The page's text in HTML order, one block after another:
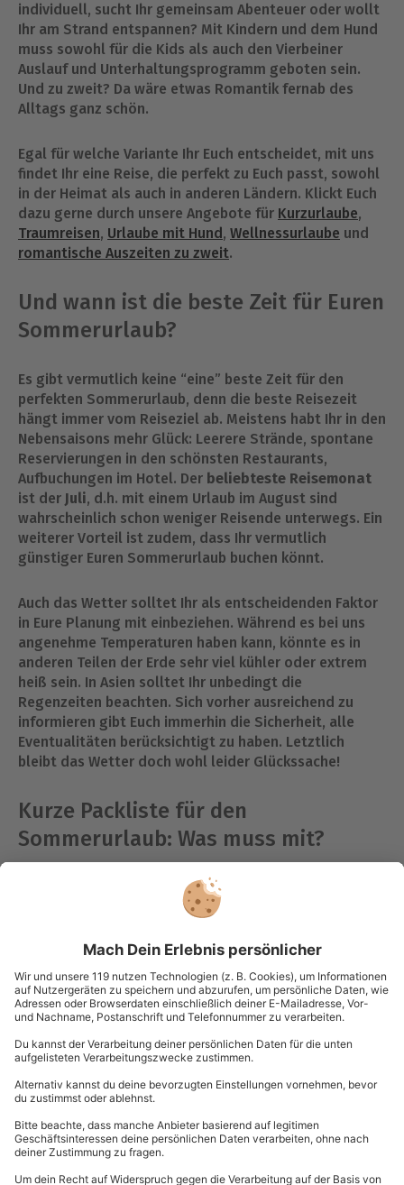
individuell, sucht Ihr gemeinsam Abenteuer oder wollt
Ihr am Strand entspannen? Mit Kindern und dem Hund
muss sowohl für die Kids als auch den Vierbeiner
Auslauf und Unterhaltungsprogramm geboten sein.
Und zu zweit? Da wäre etwas Romantik fernab des
Alltags ganz schön.
Egal für welche Variante Ihr Euch entscheidet, mit uns
findet Ihr eine Reise, die perfekt zu Euch passt, sowohl
in der Heimat als auch in anderen Ländern. Klickt Euch
dazu gerne durch unsere Angebote für Kurzurlaube,
Traumreisen, Urlaube mit Hund , Wellnessurlaube und
romantische Auszeiten zu zweit.
Und wann ist die beste Zeit für Euren
Sommerurlaub?
Es gibt vermutlich keine “eine” beste Zeit für den
perfekten Sommerurlaub, denn die beste Reisezeit
hängt immer vom Reiseziel ab. Meistens habt Ihr in den
Nebensaisons mehr Glück: Leerere Strände, spontane
Reservierungen in den schönsten Restaurants,
Aufbuchungen im Hotel. Der beliebteste Reisemonat
ist der Juli, d.h. mit einem Urlaub im August sind
wahrscheinlich schon weniger Reisende unterwegs. Ein
weiterer Vorteil ist zudem, dass Ihr vermutlich
günstiger Euren Sommerurlaub buchen könnt.
Auch das Wetter solltet Ihr als entscheidenden Faktor
in Eure Planung mit einbeziehen. Während es bei uns
angenehme Temperaturen haben kann, könnte es in
anderen Teilen der Erde sehr viel kühler oder extrem
heiß sein. In Asien solltet Ihr unbedingt die
Regenzeiten beachten. Sich vorher ausreichend zu
informieren gibt Euch immerhin die Sicherheit, alle
Eventualitäten berücksichtigt zu haben. Letztlich
bleibt das Wetter doch wohl leider Glückssache!
Kurze Packliste für den
Sommerurlaub: Was muss mit?
Urlaub stellt man fest, dass man das Wichtigste
zuhause hat liegen lassen. Damit Ihr diesmal alle
sieben Sachen beisammen habt, kommt hier eine kurze
Sommerurlaub Checkliste mit den Essentials:
Welche Kleidung für den Sommerurlaub Ihr
mitnehmen solltet:
Ausreichend Oberteile, Tops, Hemden
Leichte bis warme Pullover – gerade am Meer
kann es abends kühl werden